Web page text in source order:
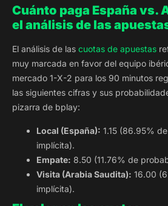
Cuánto paga España vs.
el análisis de las
El análisis de las cuotas de apuestas
muy marcada en favor del equipo
mercado 1-X-2 para los 90 minutos
las siguientes cifras y sus
pizarra de bplay:
Local (España): 1.15 (86.95%
implícita).
Empate: 8.50 (11.76% de
Visita (Arabia Saudita): 16.00
implícita).